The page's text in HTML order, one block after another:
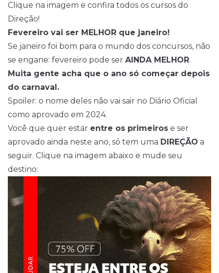
Clique na imagem e confira todos os cursos do
Direção!
Fevereiro vai ser MELHOR que janeiro!
Se janeiro foi bom para o mundo dos concursos, não
se engane: fevereiro pode ser AINDA MELHOR.
Muita gente acha que o ano só começar depois
do carnaval.
Spoiler: o nome deles não vai sair no Diário Oficial
como aprovado em 2024.
Você que quer estar entre os primeiros e ser
aprovado ainda neste ano, só tem uma DIREÇÃO a
seguir. Clique na imagem abaixo e mude seu
destino: